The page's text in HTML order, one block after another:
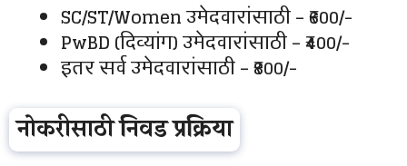
SC/ST/Women उमेदवारांसाठी – ₹600/-
PwBD (दिव्यांग) उमेदवारांसाठी – ₹400/-
इतर सर्व उमेदवारांसाठी – ₹800/-
नोकरीसाठी निवड प्रक्रिया